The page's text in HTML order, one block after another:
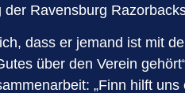
Ravensburg
dass er jemand ist mit
über den Verein
„Finn hilft